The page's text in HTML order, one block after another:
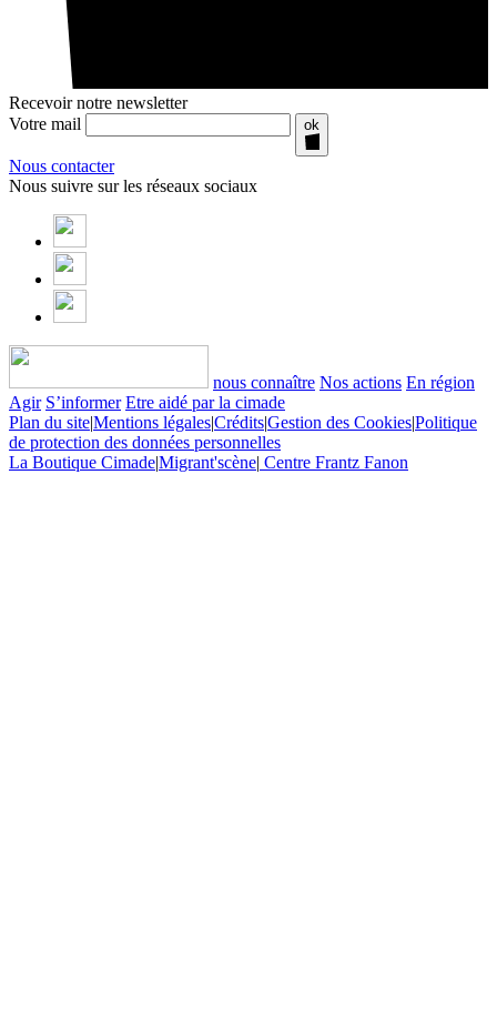
Recevoir notre newsletter
Votre mail
ok
Nous contacter
Nous suivre sur les réseaux sociaux
nous connaître Nos actions En région
Agir S’informer Etre aidé par la cimade
Plan du site|Mentions légales|Crédits|Gestion des Cookies|Politique
de protection des données personnelles
La Boutique Cimade|Migrant'scène| Centre Frantz Fanon